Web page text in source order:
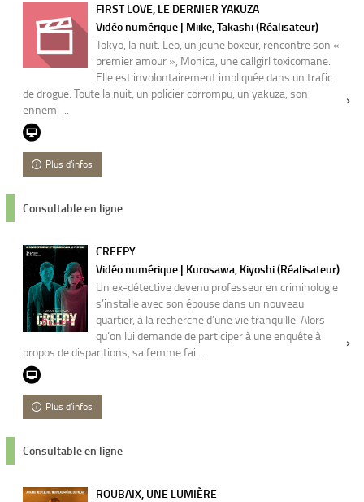
FIRST LOVE, LE DERNIER YAKUZA
Vidéo numérique | Miike, Takashi (Réalisateur)
Tokyo, la nuit. Leo, un jeune boxeur, rencontre son «
premier amour », Monica, une callgirl toxicomane.
Elle est involontairement impliquée dans un trafic
de drogue. Toute la nuit, un policier corrompu, un yakuza, son
ennemi ...
Plus d'infos
Consultable en ligne
CREEPY
Vidéo numérique | Kurosawa, Kiyoshi (Réalisateur)
Un ex-détective devenu professeur en criminologie
s’installe avec son épouse dans un nouveau
quartier, à la recherche d’une vie tranquille. Alors
qu’on lui demande de participer à une enquête à
propos de disparitions, sa femme fai...
Plus d'infos
Consultable en ligne
ROUBAIX, UNE LUMIÈRE